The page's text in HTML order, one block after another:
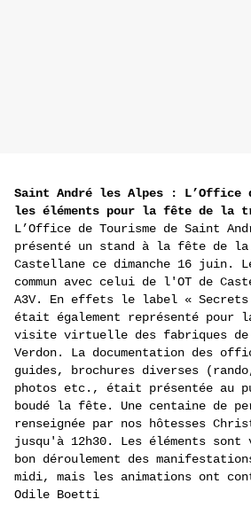
Saint André les Alpes : L’Office
les éléments pour la fête de la
L’Office de Tourisme de Saint
présenté un stand à la fête de la
Castellane ce dimanche 16 juin.
commun avec celui de l'OT de
A3V. En effets le label « Secrets
était également représenté pour
visite virtuelle des fabriques de
Verdon. La documentation des
guides, brochures diverses
photos etc., était présentée au
boudé la fête. Une centaine de
renseignée par nos hôtesses
jusqu'à 12h30. Les éléments
bon déroulement des
midi, mais les animations ont
Odile Boetti